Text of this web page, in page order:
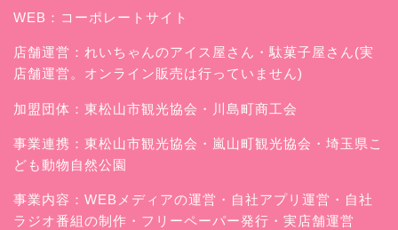
WEB： コーポレートサイト
店舗運営： れいちゃんのアイス屋さん ・駄菓子屋さん(実
店舗運営。オンライン販売は行っていません)
加盟団体：東松山市観光協会・川島町商工会
事業連携：東松山市観光協会・嵐山町観光協会・埼玉県こ
ども動物自然公園
事業内容：WEBメディアの運営・自社アプリ運営・自社
ラジオ番組の制作・フリーペーパー発行・実店舗運営